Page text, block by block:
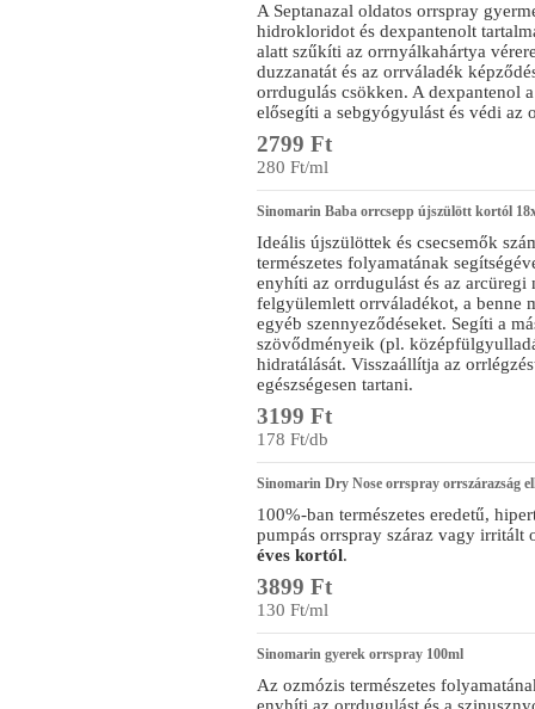
A Septanazal oldatos orrspray
hidrokloridot és dexpantenolt
alatt szűkíti az orrnyálkahártya
duzzanatát és az orrváladék
orrdugulás csökken. A dexpantenol
elősegíti a sebgyógyulást és védi az
2799 Ft
280 Ft/ml
Sinomarin Baba orrcsepp újszülött kortól
Ideális újszülöttek és csecsemők
természetes folyamatának
enyhíti az orrdugulást és az
felgyülemlett orrváladékot, a benne
egyéb szennyeződéseket. Segíti a
szövődményeik (pl.
hidratálását. Visszaállítja az
egészségesen tartani.
3199 Ft
178 Ft/db
Sinomarin Dry Nose orrspray orrszárazság
100%-ban természetes eredetű,
pumpás orrspray száraz vagy irritált
éves kortól.
3899 Ft
130 Ft/ml
Sinomarin gyerek orrspray 100ml
Az ozmózis természetes